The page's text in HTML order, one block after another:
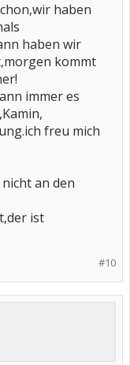
haben
haben wir
kommt
immer es
freu mich
an den
ist
#10